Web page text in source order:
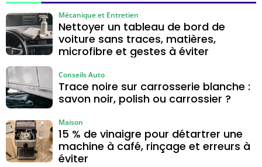
Nettoyer un tableau de bord de
voiture sans traces, matières,
microfibre et gestes à éviter
Mécanique et Entretien
Trace noire sur carrosserie blanche :
savon noir, polish ou carrossier ?
Conseils Auto
15 % de vinaigre pour détartrer une
machine à café, rinçage et erreurs à
éviter
Maison